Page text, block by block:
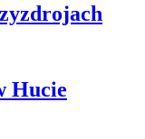
Hucie